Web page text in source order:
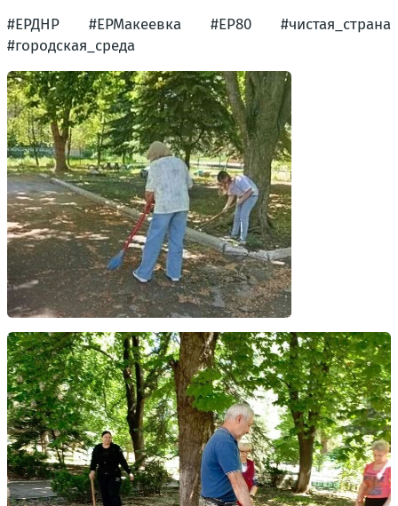
#ЕРДНР #ЕРМакеевка #ЕР80 #чистая_страна
#городская_среда